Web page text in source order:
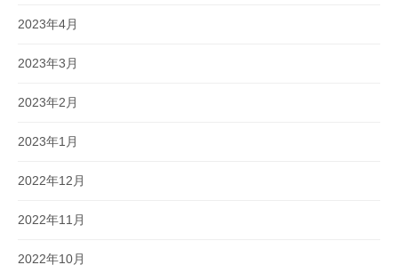
2023年4月
2023年3月
2023年2月
2023年1月
2022年12月
2022年11月
2022年10月